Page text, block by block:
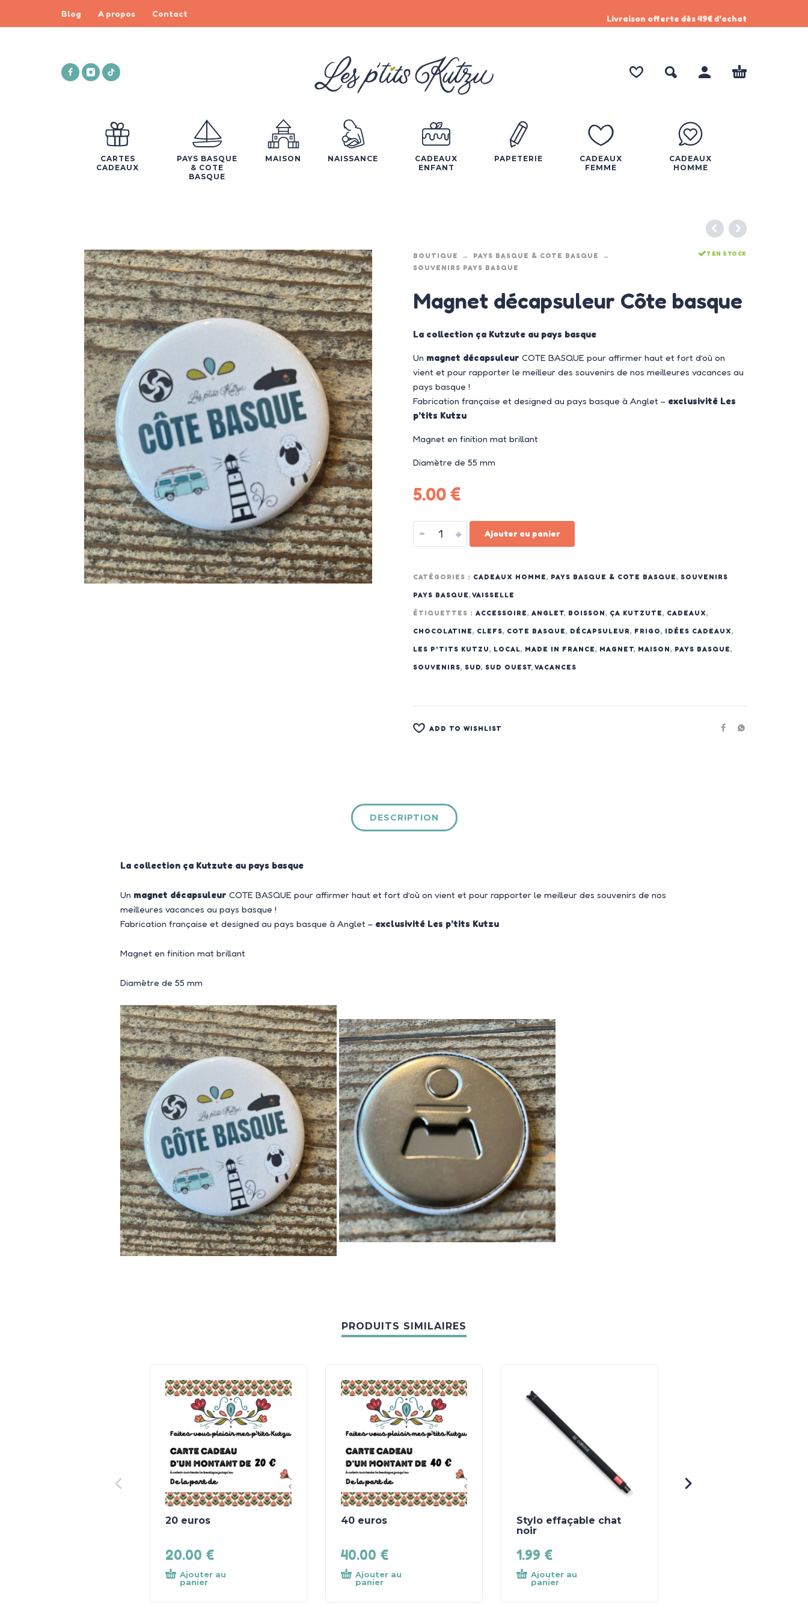
Blog A propos Contact Livraison offerte dès 49€ d'achat
CARTES
CADEAUX
PAYS BASQUE
& COTE
BASQUE
MAISON NAISSANCE
CADEAUX
ENFANT
PAPETERIE
CADEAUX
FEMME
CADEAUX
HOMME
BOUTIQUE
PAYS BASQUE & COTE BASQUE
SOUVENIRS PAYS BASQUE
7 EN STOCK
Magnet décapsuleur Côte basque
La collection ça Kutzute au pays basque
Un magnet décapsuleur COTE BASQUE pour affirmer haut et fort d’où on
vient et pour rapporter le meilleur des souvenirs de nos meilleures vacances au
pays basque !
Fabrication française et designed au pays basque à Anglet – exclusivité Les
p’tits Kutzu
Magnet en finition mat brillant
Diamètre de 55 mm
5.00€
- + Ajouter au panier
CATÉGORIES : CADEAUX HOMME, PAYS BASQUE & COTE BASQUE, SOUVENIRS
PAYS BASQUE, VAISSELLE
ÉTIQUETTES : ACCESSOIRE, ANGLET, BOISSON, ÇA KUTZUTE, CADEAUX,
CHOCOLATINE, CLEFS, COTE BASQUE, DÉCAPSULEUR, FRIGO, IDÉES CADEAUX,
LES P'TITS KUTZU, LOCAL, MADE IN FRANCE, MAGNET, MAISON, PAYS BASQUE,
SOUVENIRS, SUD, SUD OUEST, VACANCES
ADD TO WISHLIST
DESCRIPTION
La collection ça Kutzute au pays basque
Un magnet décapsuleur COTE BASQUE pour affirmer haut et fort d’où on vient et pour rapporter le meilleur des souvenirs de nos
meilleures vacances au pays basque !
Fabrication française et designed au pays basque à Anglet – exclusivité Les p’tits Kutzu
Magnet en finition mat brillant
Diamètre de 55 mm
PRODUITS SIMILAIRES
20 euros
20.00 €
Ajouter au
panier
40 euros
40.00 €
Ajouter au
panier
Stylo effaçable chat
noir
1.99 €
Ajouter au
panier